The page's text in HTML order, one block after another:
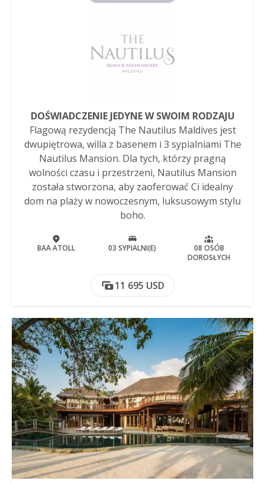
DOŚWIADCZENIE JEDYNE W SWOIM RODZAJU
Flagową rezydencją The Nautilus Maldives jest
dwupiętrowa, willa z basenem i 3 sypialniami The
Nautilus Mansion. Dla tych, którzy pragną
wolności czasu i przestrzeni, Nautilus Mansion
została stworzona, aby zaoferować Ci idealny
dom na plaży w nowoczesnym, luksusowym stylu
boho.
BAA ATOLL 03 SYPIALNI(E)
08 OSÓB
DOROSŁYCH
11 695 USD